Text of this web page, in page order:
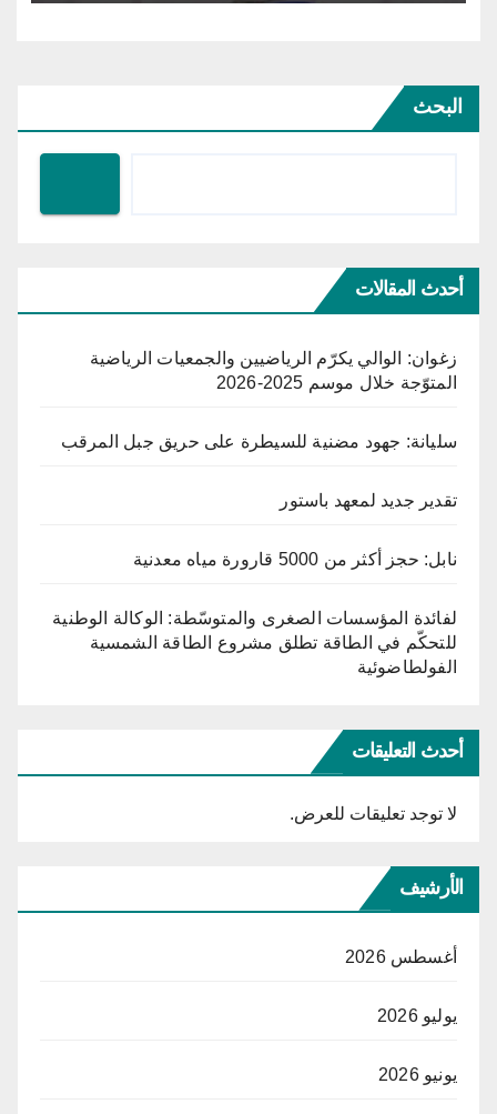
البحث
أحدث المقالات
زغوان: الوالي يكرّم الرياضيين والجمعيات الرياضية
المتوّجة خلال موسم 2025-2026
سليانة: جهود مضنية للسيطرة على حريق جبل المرقب
تقدير جديد لمعهد باستور
نابل: حجز أكثر من 5000 قارورة مياه معدنية
لفائدة المؤسسات الصغرى والمتوسّطة: الوكالة الوطنية
للتحكّم في الطاقة تطلق مشروع الطاقة الشمسية
الفولطاضوئية
أحدث التعليقات
لا توجد تعليقات للعرض.
الأرشيف
أغسطس 2026
يوليو 2026
يونيو 2026